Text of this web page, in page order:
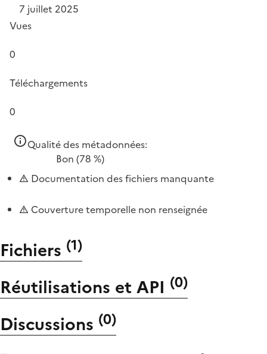
7 juillet 2025
Vues
0
Téléchargements
0
Qualité des métadonnées:
Bon (78 %)
Documentation des fichiers manquante
Couverture temporelle non renseignée
Fichiers (1)
Réutilisations et API (0)
Discussions (0)